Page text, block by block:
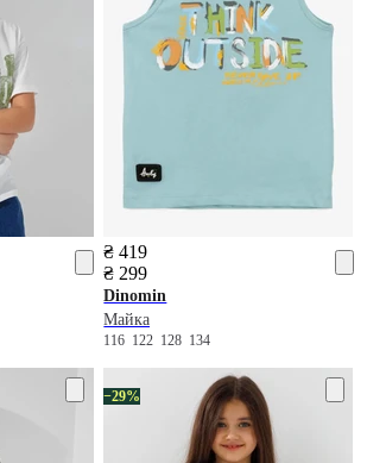
₴ 419
₴ 299
Dinomin
Майка
116 122 128 134
−29%